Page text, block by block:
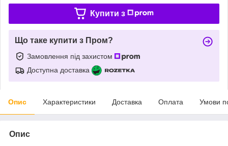
Купити з
Що таке купити з Пром?
Замовлення під захистом
Доступна доставка
Опис Характеристики Доставка Оплата Умови
Опис